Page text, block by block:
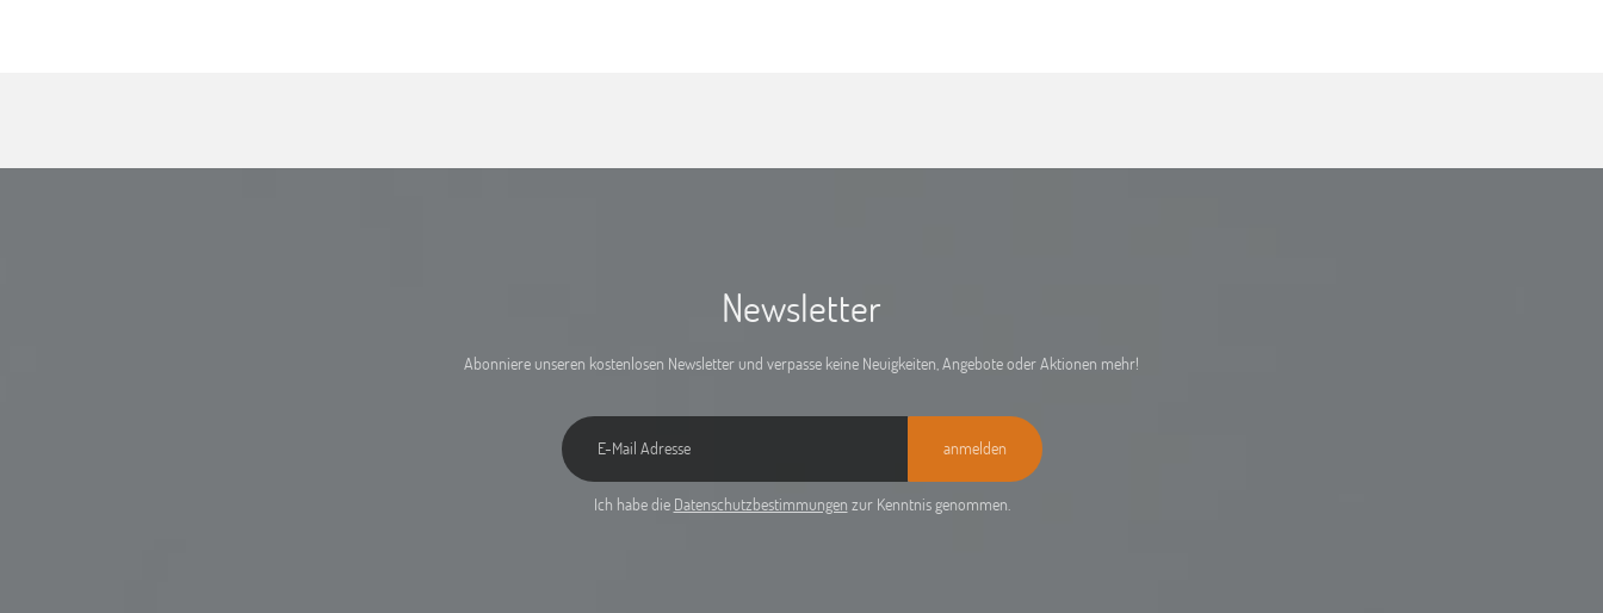
Newsletter
Abonniere unseren kostenlosen Newsletter und verpasse keine Neuigkeiten, Angebote oder Aktionen mehr!
anmelden
Ich habe die Datenschutzbestimmungen zur Kenntnis genommen.